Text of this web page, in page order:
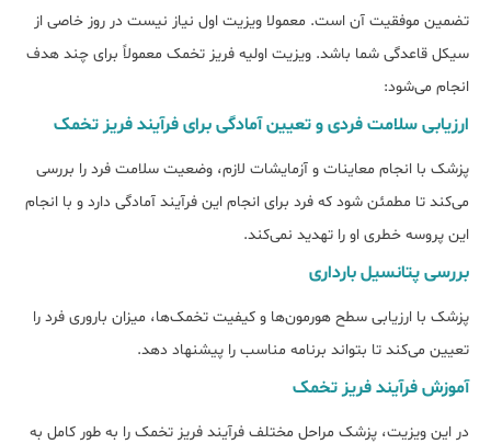
تضمین موفقیت آن است. معمولا ویزیت اول نیاز نیست در روز خاصی از
سیکل قاعدگی شما باشد. ویزیت اولیه فریز تخمک معمولاً برای چند هدف
انجام می‌شود:
ارزیابی سلامت فردی و تعیین آمادگی برای فرآیند فریز تخمک
پزشک با انجام معاینات و آزمایشات لازم، وضعیت سلامت فرد را بررسی
می‌کند تا مطمئن شود که فرد برای انجام این فرآیند آمادگی دارد و با انجام
این پروسه خطری او را تهدید نمی‌کند.
بررسی پتانسیل بارداری
پزشک با ارزیابی سطح هورمون‌ها و کیفیت تخمک‌ها، میزان باروری فرد را
تعیین می‌کند تا بتواند برنامه مناسب را پیشنهاد دهد.
آموزش فرآیند فریز تخمک
در این ویزیت، پزشک مراحل مختلف فرآیند فریز تخمک را به طور کامل به